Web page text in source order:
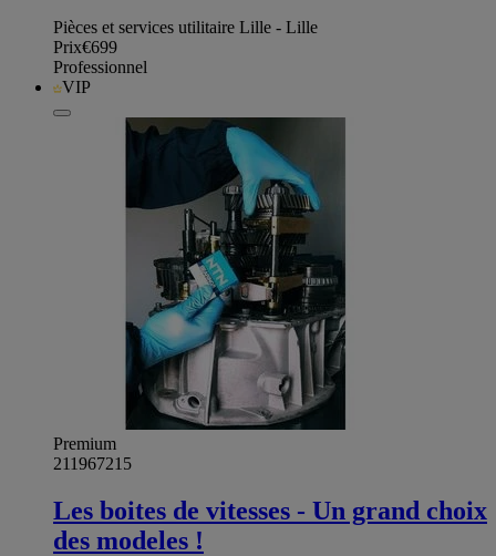
Pièces et services utilitaire Lille - Lille
Prix€699
Professionnel
VIP
Premium
211967215
Les boites de vitesses - Un grand choix
des modeles !